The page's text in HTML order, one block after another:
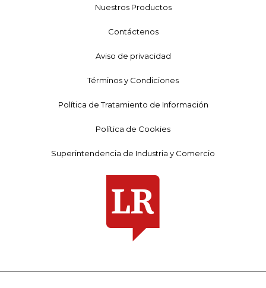
Nuestros Productos
Contáctenos
Aviso de privacidad
Términos y Condiciones
Política de Tratamiento de Información
Política de Cookies
Superintendencia de Industria y Comercio